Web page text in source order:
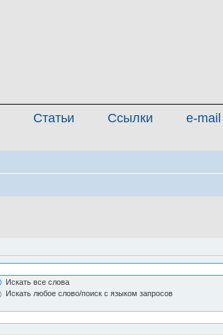
Статьи Ссылки e-mail
Искать все слова
Искать любое слово/поиск с языком запросов